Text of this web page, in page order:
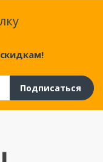
Подписаться